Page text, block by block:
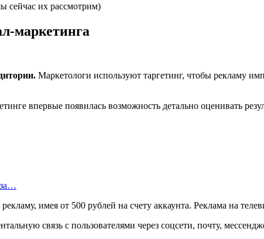
сейчас их рассмотрим)
маркетинга
Маркетологи используют таргетинг, чтобы рекламу
впервые появилась возможность детально оценивать
имея от 500 рублей на счету аккаунта. Реклама на
связь с пользователями через соцсети, почту,